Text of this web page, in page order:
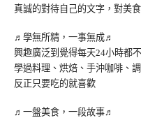
真誠的對待自己的文字，對美
♬學無所精，一事無成♬
興趣廣泛到覺得每天24小時都
學過料理、烘焙、手沖咖啡、
反正只要吃的就喜歡
♬一盤美食，一段故事♬